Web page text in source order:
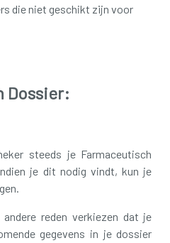
die niet geschikt zijn voor
Dossier:
steeds je Farmaceutisch
je dit nodig vindt, kun je
reden verkiezen dat je
gegevens in je dossier